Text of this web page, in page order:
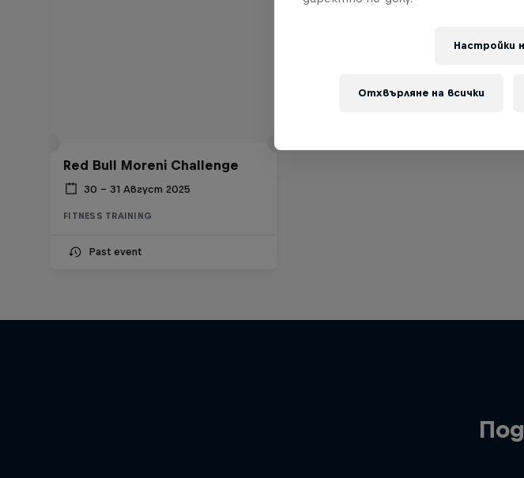
Red Bull Moreni Challenge
30 – 31 Август 2025
FITNESS TRAINING
Past event
Настройки
Отхвърляне на всички